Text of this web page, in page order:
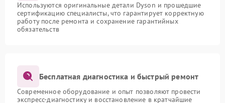
Используются оригинальные детали Dyson и прошедшие
сертификацию специалисты, что гарантирует корректную
работу после ремонта и сохранение гарантийных
обязательств
Бесплатная диагностика и быстрый ремонт
Современное оборудование и опыт позволяют провести
экспресс-диагностику и восстановление в кратчайшие